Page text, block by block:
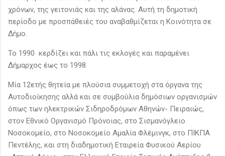
χρόνων, της γειτονιάς και της αλάνας. Αυτή τη δημοτική
περίοδο με προσπάθειές του αναβαθμίζεται η Κοινότητα σε
Δήμο.
Το 1990 κερδίζει και πάλι τις εκλογές και παραμένει
Δήμαρχος έως το 1998.
Μία 12ετής θητεία με πλούσια συμμετοχή στα όργανα της
Αυτοδιοίκησης αλλά και σε συμβούλια δημόσιων οργανισμών
όπως των ηλεκτρικών Σιδηροδρόμων Αθηνών- Πειραιώς,
στον Εθνικό Οργανισμό Πρόνοιας, στο Σισμανόγλειο
Νοσοκομείο, στο Νοσοκομείο Αμαλία Φλέμινγκ, στο ΠΙΚΠΑ
Πεντέλης, και στη διαδημοτική Εταιρεία Φυσικού Αερίου